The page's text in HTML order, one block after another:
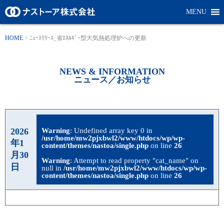
MENU
HOME > ﾆｭｰｽﾘﾘｰｽ_省ｴﾈﾙｷﾞｰ型大気熱処理炉への更新
NEWS & INFORMATION
ニュース／お知らせ
2026
年1
月30
日
Warning: Undefined array key 0 in
/usr/home/mw2pjxbwl2/www/htdocs/wp/wp-
content/themes/nastoa/single.php on line26
Warning: Attempt to read property "cat_name" on
null in/usr/home/mw2pjxbwl2/www/htdocs/wp/wp-
content/themes/nastoa/single.php on line26